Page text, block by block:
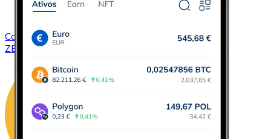
Comprar ZCash
com transferência bancárias
ZEC